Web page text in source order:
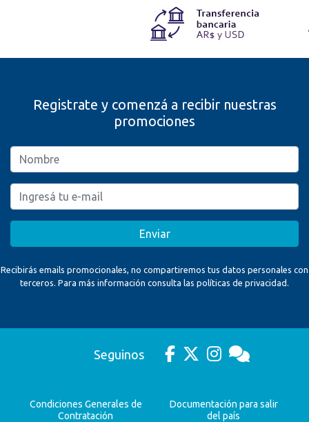
Registrate y comenzá a recibir nuestras
promociones
Enviar
Recibirás emails promocionales, no compartiremos tus datos personales con
terceros. Para más información consulta las políticas de privacidad.
Seguinos
Condiciones Generales de
Contratación
Documentación para salir
del país